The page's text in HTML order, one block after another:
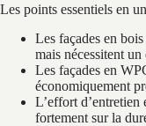
Les points essentiels en
Les façades en
mais nécessitent
Les façades en
économiquement
L’effort d’entretien
fortement sur la